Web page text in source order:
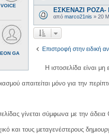
GA
ΕΣΚΕΝΑΖΙ ΡΟΖΑ-
από marco21nis » 20
Επιστροφή στην ειδική
Η ιστοσελίδα είναι
απαιτείται μόνο για την
γίνεται σύμφωνα με την
και τους μεταγενέστερους